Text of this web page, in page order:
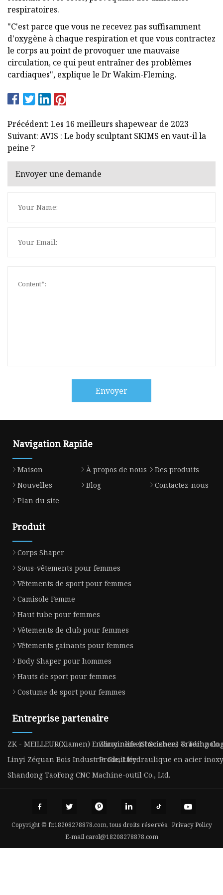
respiratoires.
"C'est parce que vous ne recevez pas suffisamment
d'oxygène à chaque respiration et que vous contractez
le corps au point de provoquer une mauvaise
circulation, ce qui peut entraîner des problèmes
cardiaques", explique le Dr Wakim-Fleming.
Précédent: Les 16 meilleurs shapewear de 2023
Suivant: AVIS : Le body sculptant SKIMS en vaut-il la
peine ?
Envoyer une demande
Envoyer
Navigation Rapide
Maison À propos de nous
Des produits
Nouvelles
Blog
Contactez-nous
Plan du site
Produit
Corps Shaper
Sous-vêtements pour femmes
Vêtements de sport pour femmes
Camisole Femme
Haut tube pour femmes
Vêtements de club pour femmes
Vêtements gainants pour femmes
Body Shaper pour hommes
Hauts de sport pour femmes
Costume de sport pour femmes
Entreprise partenaire
ZK - MEILLEUR(Xiamen) Environnement Sciences &
Zhuyinlife (Shenzhen) Trading
Linyi Zéquan Bois Industrie Cie, LtéeProduit hydraulique en acier
Shandong TaoFong CNC Machine-outil Co., Ltd.
Copyright © fr.18208278878.com, tous droits réservés. Privacy Policy
E-mailcarol@18208278878.com